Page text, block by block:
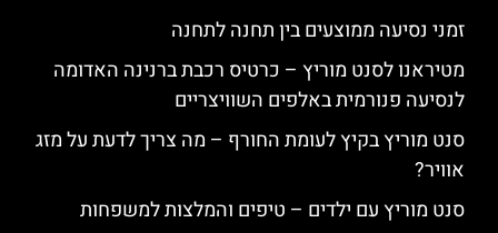
זמני נסיעה ממוצעים בין תחנה לתחנה
מטיראנו לסנט מוריץ – כרטיס רכבת ברנינה האדומה
לנסיעה פנורמית באלפים השוויצריים
סנט מוריץ בקיץ לעומת החורף – מה צריך לדעת על מזג
אוויר?
סנט מוריץ עם ילדים – טיפים והמלצות למשפחות